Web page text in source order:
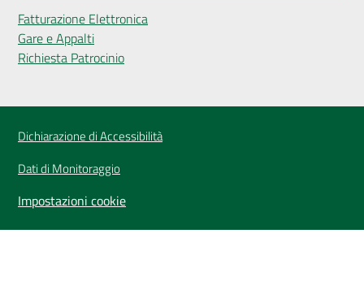
Fatturazione Elettronica
Gare e Appalti
Richiesta Patrocinio
Dichiarazione di Accessibilità
Dati di Monitoraggio
Impostazioni cookie